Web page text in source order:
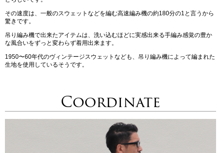
その速度は、一般のスウェットなどを編む高速編み機の約180分の1と言うから
驚きです。
吊り編み機で出来たアイテムは、洗い込むほどに実感出来る手編み感覚の豊か
な風合いをずっと変わらず着用出来ます。
1950〜60年代のヴィンテージスウェットなども、吊り編み機によって編まれた
生地を使用しているそうです。
Coordinate